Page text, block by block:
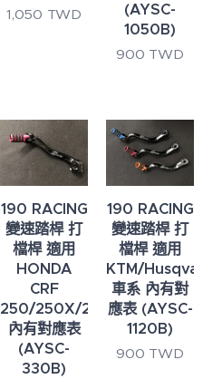
1,050 TWD
(AYSC-
1050B)
900 TWD
190 RACING
變速踏桿 打
檔桿 適用
HONDA
CRF
250/250X/250R
內有對應表
(AYSC-
330B)
190 RACING
變速踏桿 打
檔桿 適用
KTM/
車系 內有對
應表 (AYSC-
1120B)
900 TWD